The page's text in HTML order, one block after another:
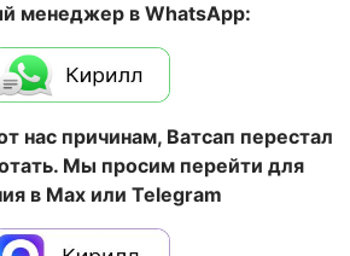
менеджер в WhatsApp:
нас причинам, Ватсап перестал
Мы просим перейти для
в Max или Telegram